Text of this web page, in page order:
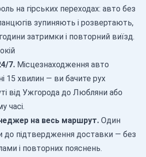
на гірських переходах: авто без
зупиняють і розвертають,
затримки і повторний виїзд.
7. Місцезнаходження авто
15 хвилин — ви бачите рух
від Ужгорода до Любляни або
часі.
на весь маршрут. Один
до підтвердження доставки — без
і повторних пояснень.